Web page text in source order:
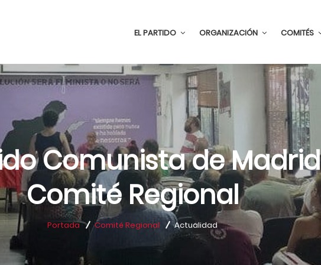
EL PARTIDO ORGANIZACIÓN COMITÉS
Comunista de Madrid
Comité Regional
Portada Comité Regional Actualidad